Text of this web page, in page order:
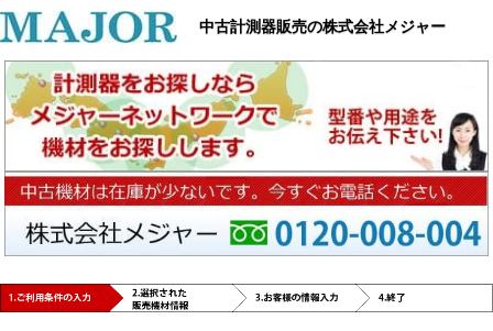
中古計測器販売の株式会社メジャー